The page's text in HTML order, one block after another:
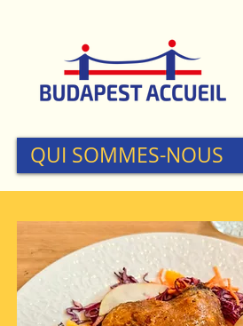
QUI SOMMES-NOUS